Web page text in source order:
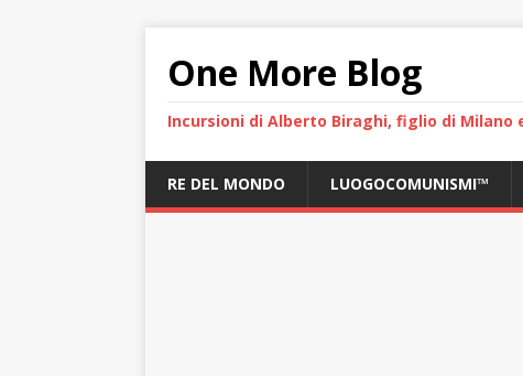
One More Blog
Incursioni di Alberto Biraghi, figlio di Milano
RE DEL MONDO LUOGOCOMUNISMI™